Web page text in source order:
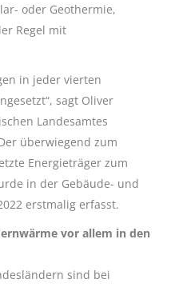
oder Geothermie,
Regel mit
in jeder vierten
sagt Oliver
Landesamtes
überwiegend zum
Energieträger zum
in der Gebäude- und
erstmalig erfasst.
vor allem in den
sind bei